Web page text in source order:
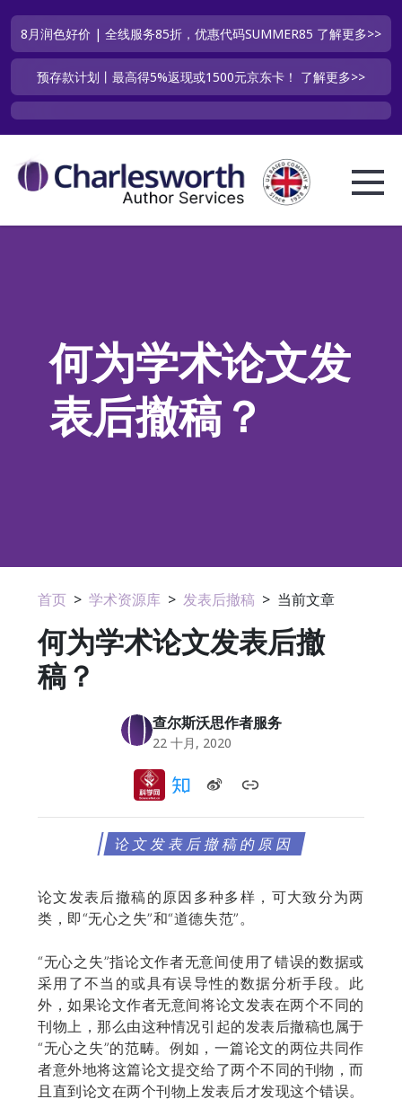
8月润色好价 | 全线服务85折，优惠代码SUMMER85 了解更多>>
预存款计划丨最高得5%返现或1500元京东卡！ 了解更多>>
何为学术论文发
表后撤稿？
首页 > 学术资源库 > 发表后撤稿 > 当前文章
何为学术论文发表后撤
稿？
查尔斯沃思作者服务
22 十月, 2020
论文发表后撤稿的原因
论文发表后撤稿的原因多种多样，可大致分为两
类，即“无心之失”和“道德失范”。
“无心之失”指论文作者无意间使用了错误的数据或
采用了不当的或具有误导性的数据分析手段。此
外，如果论文作者无意间将论文发表在两个不同的
刊物上，那么由这种情况引起的发表后撤稿也属于
“无心之失”的范畴。例如，一篇论文的两位共同作
者意外地将这篇论文提交给了两个不同的刊物，而
且直到论文在两个刊物上发表后才发现这个错误。